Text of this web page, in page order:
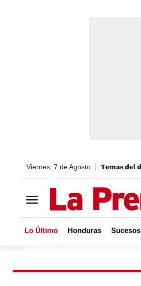
Viernes, 7 de Agosto
Lo Último Honduras Sucesos